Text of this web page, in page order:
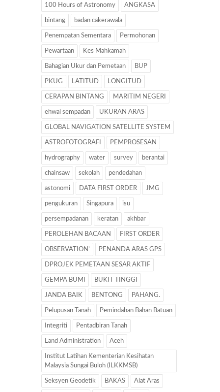
100 Hours of Astronomy ANGKASA
bintang badan cakerawala
Penempatan Sementara Permohonan
Pewartaan Kes Mahkamah
Bahagian Ukur dan Pemetaan BUP
PKUG LATITUD LONGITUD
CERAPAN BINTANG MARITIM NEGERI
ehwal sempadan UKURAN ARAS
GLOBAL NAVIGATION SATELLITE SYSTEM
ASTROFOTOGRAFI PEMPROSESAN
hydrography water survey berantai
chainsaw sekolah pendedahan
astonomi DATA FIRST ORDER JMG
pengukuran Singapura isu
persempadanan keratan akhbar
PEROLEHAN BACAAN FIRST ORDER
OBSERVATION’ PENANDA ARAS GPS
DPROJEK PEMETAAN SESAR AKTIF
GEMPA BUMI BUKIT TINGGI
JANDA BAIK BENTONG PAHANG.
Pelupusan Tanah Pemindahan Bahan Batuan
Integriti Pentadbiran Tanah
Land Administration Aceh
Institut Latihan Kementerian Kesihatan
Malaysia Sungai Buloh (ILKKMSB)
Seksyen Geodetik BAKAS Alat Aras